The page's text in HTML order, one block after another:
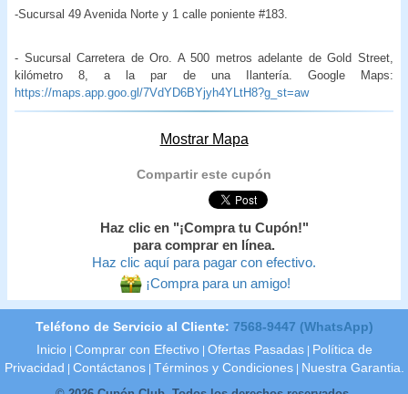
-Sucursal 49 Avenida Norte y 1 calle poniente #183.
- Sucursal Carretera de Oro. A 500 metros adelante de Gold Street,
kilómetro 8, a la par de una Ilantería. Google Maps:
https://maps.app.goo.gl/7VdYD6BYjyh4YLtH8?g_st=aw
Mostrar Mapa
Compartir este cupón
Haz clic en "¡Compra tu Cupón!"
para comprar en línea.
Haz clic aquí para pagar con efectivo.
¡Compra para un amigo!
Teléfono de Servicio al Cliente: 7568-9447 (WhatsApp)
Inicio Comprar con Efectivo Ofertas Pasadas
Política de
Privacidad
Contáctanos Términos y Condiciones
Nuestra Garantia.